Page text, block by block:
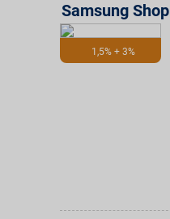
1,5% + 3%
Samsung Shop